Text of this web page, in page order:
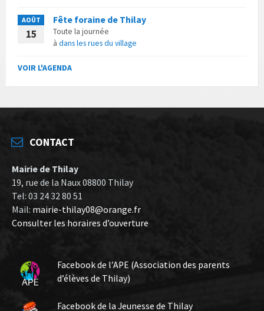
AOÛT
15
Fête foraine de Thilay
Toute la journée
à dans les rues du village
VOIR L'AGENDA
CONTACT
Mairie de Thilay
19, rue de la Naux 08800 Thilay
Tel: 03 24 32 80 51
Mail: mairie-thilay08@orange.fr
Consulter les horaires d’ouverture
Facebook de l’APE (Association des parents
d’élèves de Thilay)
Facebook de la Jeunesse de Thilay